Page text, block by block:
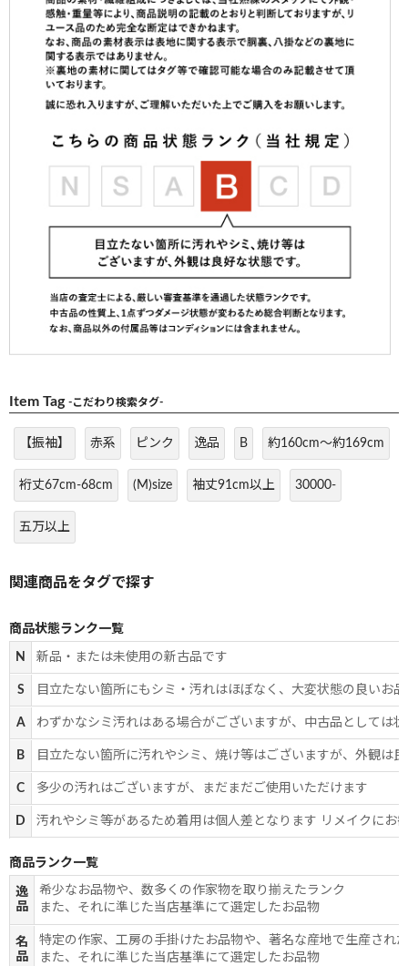
Item Tag -こだわり検索タグ-
【振袖】 赤系 ピンク 逸品 B 約160cm～約169cm
裄丈67cm-68cm (M)size 袖丈91cm以上 30000-
五万以上
商品状態ランク一覧
N 新品・または未使用の新古品です
S 目立たない箇所にもシミ・汚れはほぼなく、大変状態の良いお
A わずかなシミ汚れはある場合がございますが、中古品としては
B 目立たない箇所に汚れやシミ、焼け等はございますが、外観は
C 多少の汚れはございますが、まだまだご使用いただけます
D 汚れやシミ等があるため着用は個人差となります リメイクにお
商品ランク一覧
逸
品
希少なお品物や、数多くの作家物を取り揃えたランク
また、それに準じた当店基準にて選定したお品物
名
品
特定の作家、工房の手掛けたお品物や、著名な産地で生産され
また、それに準じた当店基準にて選定したお品物